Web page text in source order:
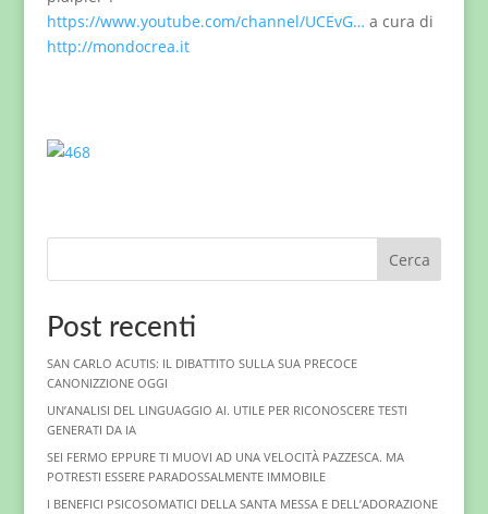
https://www.youtube.com/channel/UCEvG… a cura di
http://mondocrea.it
Cerca
Post recenti
SAN CARLO ACUTIS: IL DIBATTITO SULLA SUA PRECOCE
CANONIZZIONE OGGI
UN’ANALISI DEL LINGUAGGIO AI. UTILE PER RICONOSCERE TESTI
GENERATI DA IA
SEI FERMO EPPURE TI MUOVI AD UNA VELOCITÀ PAZZESCA. MA
POTRESTI ESSERE PARADOSSALMENTE IMMOBILE
I BENEFICI PSICOSOMATICI DELLA SANTA MESSA E DELL’ADORAZIONE